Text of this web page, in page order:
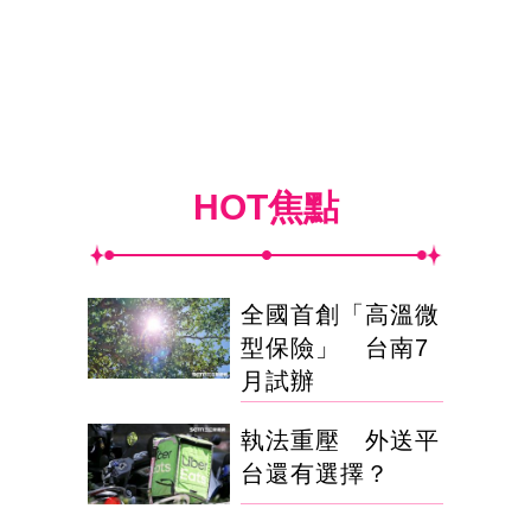
HOT焦點
全國首創「高溫微
型保險」 台南7
月試辦
執法重壓 外送平
台還有選擇？